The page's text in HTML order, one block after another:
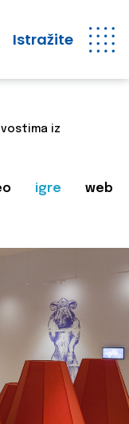
Istražite
iz
igre web